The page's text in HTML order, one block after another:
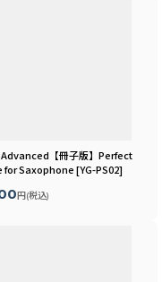
【冊子版】Perfect
for Saxophone[YG-PS02]
円(税込)